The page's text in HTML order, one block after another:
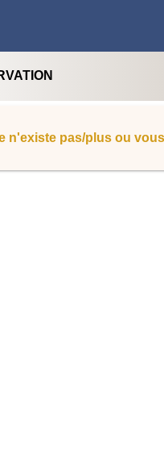
n'existe pas/plus ou